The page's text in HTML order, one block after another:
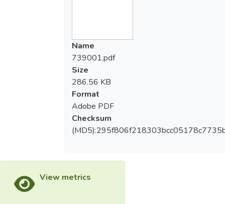
Name
739001.pdf
Size
286.56 KB
Format
Adobe PDF
Checksum
View metrics